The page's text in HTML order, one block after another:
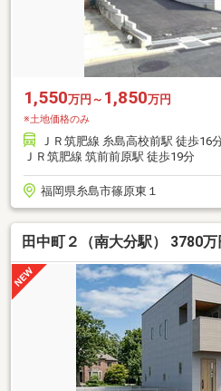
1,550万円～ 1,850万円
※土地価格のみ
ＪＲ筑肥線 糸島高校前駅 徒歩16
ＪＲ筑肥線 筑前前原駅 徒歩19分
福岡県糸島市篠原東１
田中町２（南大分駅） 3780